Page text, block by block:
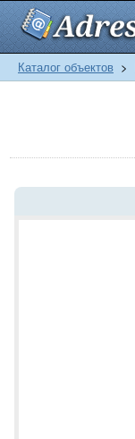
Каталог объектов >